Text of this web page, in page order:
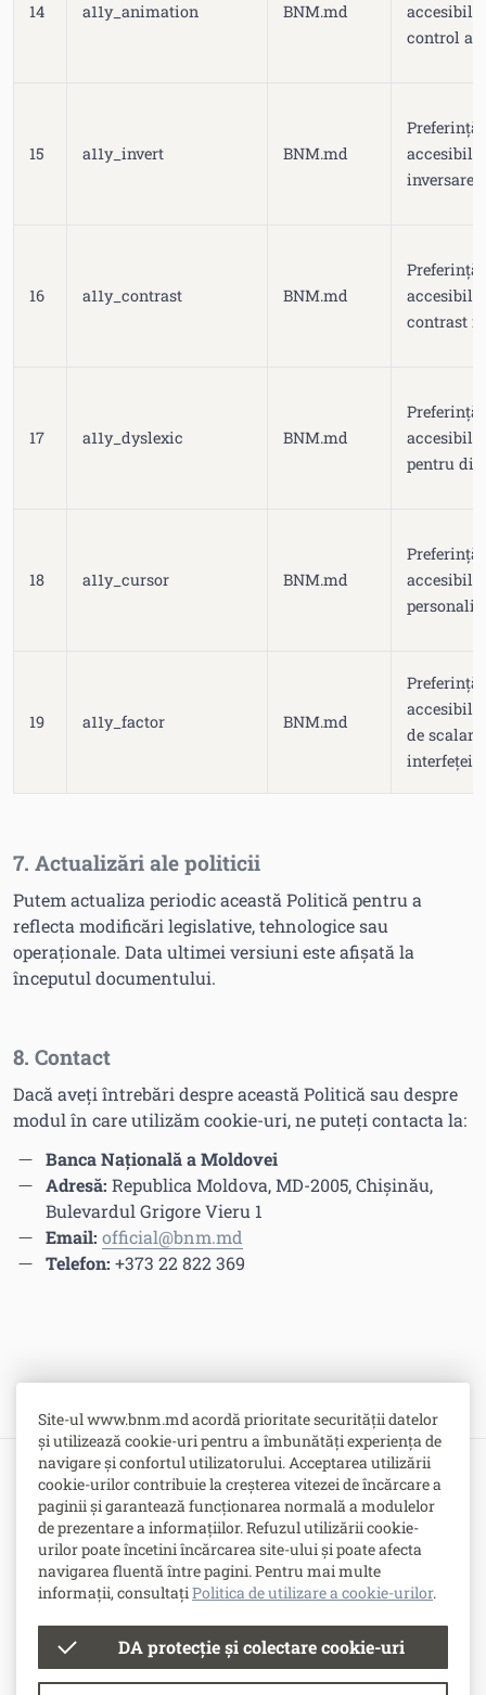
Site-ul www.bnm.md acordă prioritate securității datelor
și utilizează cookie-uri pentru a îmbunătăți experiența de
navigare și confortul utilizatorului. Acceptarea utilizării
cookie-urilor contribuie la creșterea vitezei de încărcare a
paginii și garantează funcționarea normală a modulelor
de prezentare a informațiilor. Refuzul utilizării cookie-
urilor poate încetini încărcarea site-ului și poate afecta
navigarea fluentă între pagini. Pentru mai multe
informații, consultațiPolitica de utilizare a cookie-urilor.
DA protecție și colectare cookie-uri
14 a11y_animation BNM.md
control
15 a11y_invert BNM.md
Preferință
inversare
16 a11y_contrast BNM.md
Preferință
contrast
17 a11y_dyslexic BNM.md
Preferință
pentru
18 a11y_cursor BNM.md
Preferință
19 a11y_factor BNM.md
Preferință
de
interfeței.
7. Actualizări ale politicii
Putem actualiza periodic această Politică pentru a
reflecta modificări legislative, tehnologice sau
operaționale. Data ultimei versiuni este afișată la
începutul documentului.
8. Contact
Dacă aveți întrebări despre această Politică sau despre
modul în care utilizăm cookie-uri, ne puteți contacta la:
Banca Națională a Moldovei
Adresă: Republica Moldova, MD-2005, Chişinău,
Bulevardul Grigore Vieru 1
Email: official@bnm.md
Telefon: +373 22 822 369
Bulevardul Grigore Vieru nr. 1,
MD-2005, Chişinău, Republica Moldova
-Contacte
-Posturi vacante